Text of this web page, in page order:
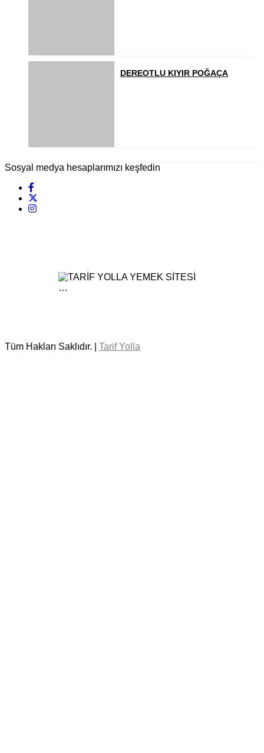
DEREOTLU KIYIR POĞAÇA
Sosyal medya hesaplarımızı keşfedin
Tüm Hakları Saklıdır. | Tarif Yolla